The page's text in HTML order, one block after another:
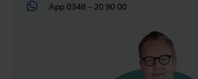
App 0348 – 20 90 00